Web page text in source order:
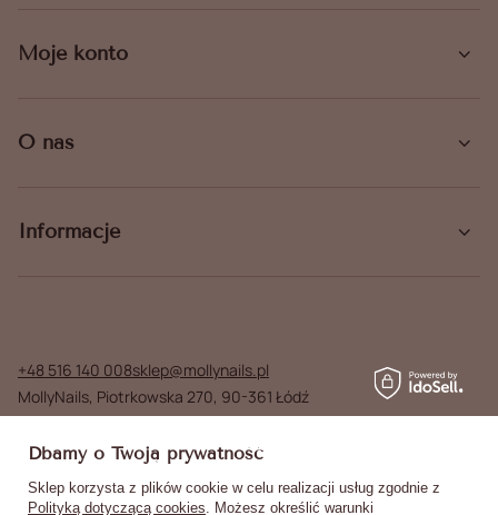
Moje konto
O nas
Informacje
+48 516 140 008sklep@mollynails.pl
MollyNails, Piotrkowska 270, 90-361 Łódź
W sklepie prezentujemy ceny brutto (z VAT).
Dbamy o Twoją prywatność
Sklep korzysta z plików cookie w celu realizacji usług zgodnie z
Polityką dotyczącą cookies. Możesz określić warunki